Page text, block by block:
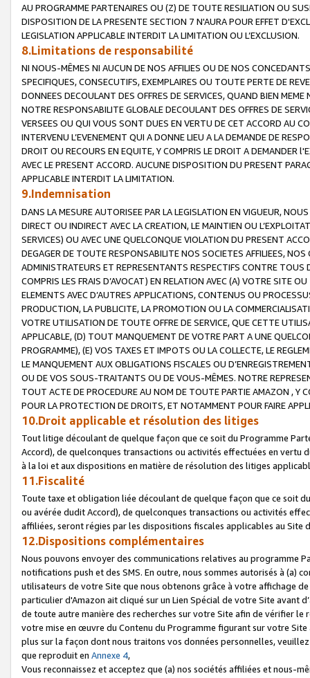
AU PROGRAMME PARTENAIRES OU (Z) DE TOUTE RESILIATION OU
DISPOSITION DE LA PRESENTE SECTION 7 N'AURA POUR EFFET
LEGISLATION APPLICABLE INTERDIT LA LIMITATION OU L’EXCLUSION.
8.Limitations de responsabilité
NI NOUS-MÊMES NI AUCUN DE NOS AFFILIES OU DE NOS
SPECIFIQUES, CONSECUTIFS, EXEMPLAIRES OU TOUTE PERTE DE
DONNEES DECOULANT DES OFFRES DE SERVICES, QUAND BIEN
NOTRE RESPONSABILITE GLOBALE DECOULANT DES OFFRES DE
VERSEES OU QUI VOUS SONT DUES EN VERTU DE CET ACCORD AU
INTERVENU L’EVENEMENT QUI A DONNE LIEU A LA DEMANDE DE
DROIT OU RECOURS EN EQUITE, Y COMPRIS LE DROIT A DEMANDER
AVEC LE PRESENT ACCORD. AUCUNE DISPOSITION DU PRESENT
APPLICABLE INTERDIT LA LIMITATION.
9.Indemnisation
DANS LA MESURE AUTORISEE PAR LA LEGISLATION EN VIGUEUR,
DIRECT OU INDIRECT AVEC LA CREATION, LE MAINTIEN OU
SERVICES) OU AVEC UNE QUELCONQUE VIOLATION DU PRESENT
DEGAGER DE TOUTE RESPONSABILITE NOS SOCIETES AFFILIEES,
ADMINISTRATEURS ET REPRESENTANTS RESPECTIFS CONTRE
COMPRIS LES FRAIS D’AVOCAT) EN RELATION AVEC (A) VOTRE SITE
ELEMENTS AVEC D’AUTRES APPLICATIONS, CONTENUS OU
PRODUCTION, LA PUBLICITE, LA PROMOTION OU LA
VOTRE UTILISATION DE TOUTE OFFRE DE SERVICE, QUE CETTE
APPLICABLE, (D) TOUT MANQUEMENT DE VOTRE PART A UNE
PROGRAMME), (E) VOS TAXES ET IMPOTS OU LA COLLECTE, LE
LE MANQUEMENT AUX OBLIGATIONS FISCALES OU
OU DE VOS SOUS-TRAITANTS OU DE VOUS-MÊMES. NOTRE
TOUT ACTE DE PROCEDURE AU NOM DE TOUTE PARTIE AMAZON , Y
POUR LA PROTECTION DE DROITS, ET NOTAMMENT POUR FAIRE
10.Droit applicable et résolution des litiges
Tout litige découlant de quelque façon que ce soit du Programme
Accord), de quelconques transactions ou activités effectuées en vertu
à la loi et aux dispositions en matière de résolution des litiges
11.Fiscalité
Toute taxe et obligation liée découlant de quelque façon que ce soit
ou avérée dudit Accord), de quelconques transactions ou activités
affiliées, seront régies par les dispositions fiscales applicables au Site
12.Dispositions complémentaires
Nous pouvons envoyer des communications relatives au programme
notifications push et des SMS. En outre, nous sommes autorisés à
utilisateurs de votre Site que nous obtenons grâce à votre affichage
particulier d'Amazon ait cliqué sur un Lien Spécial de votre Site avant
de toute autre manière des recherches sur votre Site afin de vérifier
votre mise en œuvre du Contenu du Programme figurant sur votre
plus sur la façon dont nous traitons vos données personnelles,
que reproduit en Annexe 4,
Vous reconnaissez et acceptez que (a) nos sociétés affiliées et nous-